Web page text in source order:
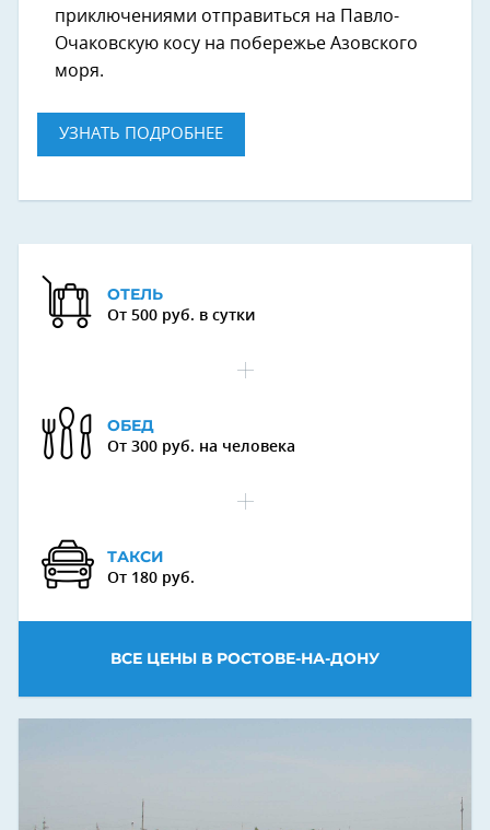
приключениями отправиться на Павло-
Очаковскую косу на побережье Азовского
моря.
УЗНАТЬ ПОДРОБНЕЕ
ОТЕЛЬ
От 500 руб. в сутки
ОБЕД
От 300 руб. на человека
ТАКСИ
От 180 руб.
ВСЕ ЦЕНЫ В РОСТОВЕ-НА-ДОНУ